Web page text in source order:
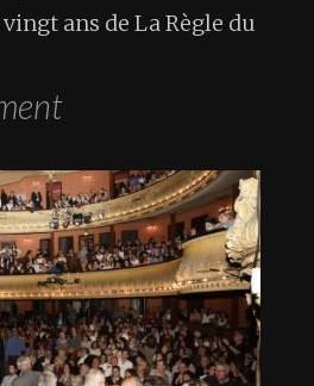
ans de La Règle du